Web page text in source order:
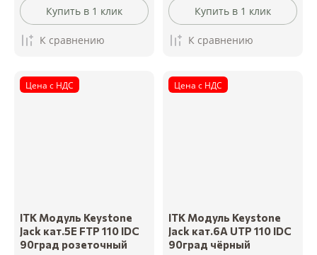
Купить в 1 клик
К сравнению
Купить в 1 клик
К сравнению
Цена с НДС
ITK Модуль Keystone
Jack кат.5E FTP 110 IDC
90град розеточный
Цена с НДС
ITK Модуль Keystone
Jack кат.6A UTP 110 IDC
90град чёрный